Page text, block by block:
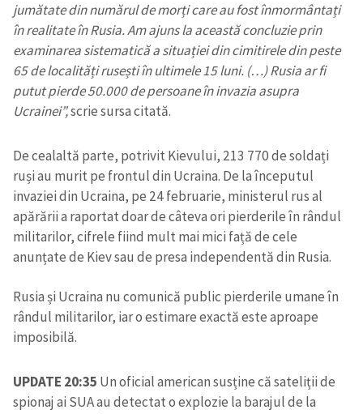
jumătate din numărul de morți care au fost înmormântați
în realitate în Rusia. Am ajuns la această concluzie prin
examinarea sistematică a situației din cimitirele din peste
65 de localități rusești în ultimele 15 luni. (…) Rusia ar fi
putut pierde 50.000 de persoane în invazia asupra
Ucrainei”,scrie sursa citată.
De cealaltă parte, potrivit Kievului, 213 770 de soldați
ruși au murit pe frontul din Ucraina. De la începutul
invaziei din Ucraina, pe 24 februarie, ministerul rus al
apărării a raportat doar de câteva ori pierderile în rândul
militarilor, cifrele fiind mult mai mici față de cele
anunțate de Kiev sau de presa independentă din Rusia.
Rusia și Ucraina nu comunică public pierderile umane în
rândul militarilor, iar o estimare exactă este aproape
imposibilă.
UPDATE 20:35 Un oficial american susține că sateliții de
spionaj ai SUA au detectat o explozie la barajul de la